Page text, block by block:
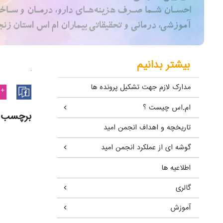
بیشتر بدانیم
مدارک لازم جهت تشکیل پرونده ها
ام.اس چیست ؟
تاریخچه و اهداف انجمن امید
گوشه ای از عملکرد انجمن امید
اطلاعیه ها
گالری
آموزش